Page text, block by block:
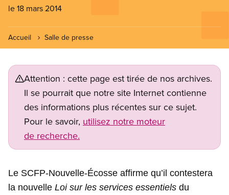
le 18 mars 2014
Accueil Salle de presse
Attention : cette page est tirée de nos archives.
Il se pourrait que notre site Internet contienne
des informations plus récentes sur ce sujet.
Pour le savoir, utilisez notre moteur
de recherche.
Le SCFP-Nouvelle-Écosse affirme qu’il contestera
la nouvelle Loi sur les services essentiels du